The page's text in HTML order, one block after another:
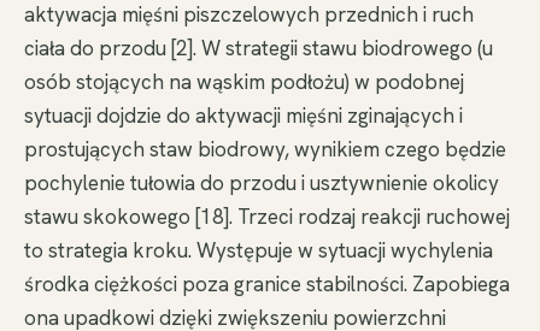
aktywacja mięśni piszczelowych przednich i ruch
ciała do przodu [2]. W strategii stawu biodrowego (u
osób stojących na wąskim podłożu) w podobnej
sytuacji dojdzie do aktywacji mięśni zginających i
prostujących staw biodrowy, wynikiem czego będzie
pochylenie tułowia do przodu i usztywnienie okolicy
stawu skokowego [18]. Trzeci rodzaj reakcji ruchowej
to strategia kroku. Występuje w sytuacji wychylenia
środka ciężkości poza granice stabilności. Zapobiega
ona upadkowi dzięki zwiększeniu powierzchni